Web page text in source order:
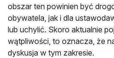
obszar ten powinien być
obywatela, jak i dla
lub uchylić. Skoro aktualnie
wątpliwości, to oznacza, że
dyskusja w tym zakresie.